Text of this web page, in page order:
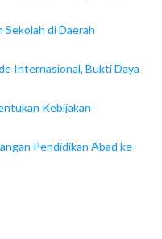
Sekolah di Daerah
Internasional, Bukti Daya
Kebijakan
Pendidikan Abad ke-